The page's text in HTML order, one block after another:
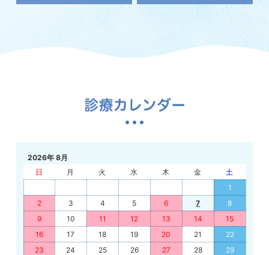
2026年 8月
日
月 火 水 木 金
土
1
2
3 4 5 6 7
8
9
10 11 12 13 14
15
16
17 18 19 20 21
22
23
24 25 26 27 28
29